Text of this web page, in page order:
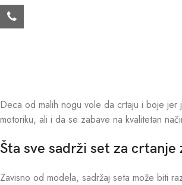
Deca od malih nogu vole da crtaju i boje jer
motoriku, ali i da se zabave na kvalitetan
Šta sve sadrži set za crtanje
Zavisno od modela, sadržaj seta može biti